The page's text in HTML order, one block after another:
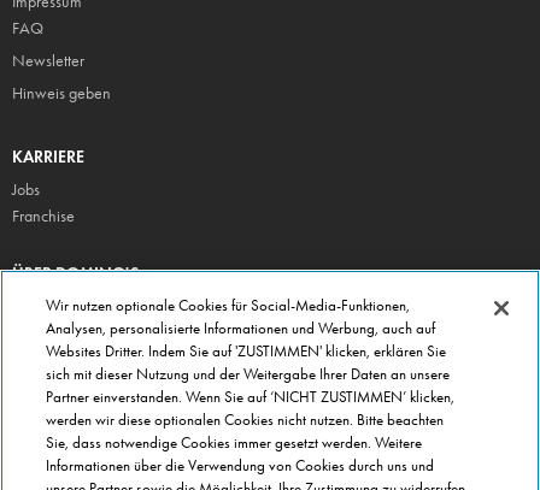
FAQ
Newsletter
Hinweis geben
KARRIERE
Jobs
Franchise
ÜBER DOMINO'S
Storesuche
Presse
Domino's App
Unternehmen
Geschenkgutscheine
Cookie Einstellungen
Wir nutzen optionale Cookies für Social-Media-Funktionen,
Analysen, personalisierte Informationen und Werbung, auch auf
Websites Dritter. Indem Sie auf 'ZUSTIMMEN' klicken, erklären Sie
sich mit dieser Nutzung und der Weitergabe Ihrer Daten an unsere
Partner einverstanden. Wenn Sie auf ‘NICHT ZUSTIMMEN’ klicken,
werden wir diese optionalen Cookies nicht nutzen. Bitte beachten
Sie, dass notwendige Cookies immer gesetzt werden. Weitere
Informationen über die Verwendung von Cookies durch uns und